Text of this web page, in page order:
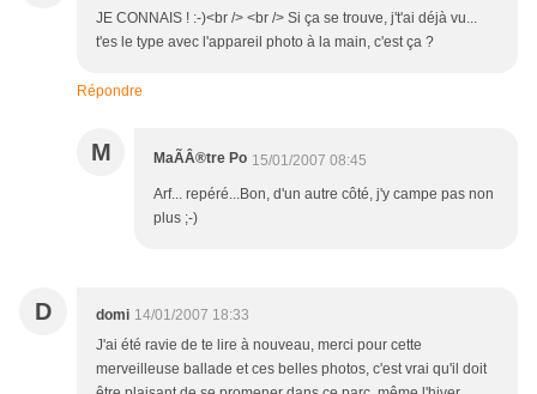
JE CONNAIS ! :-)<br /> <br /> Si ça se trouve, j't'ai déjà vu...
t'es le type avec l'appareil photo à la main, c'est ça ?
Répondre
M MaÃÂ®tre Po 15/01/2007 08:45
Arf... repéré...Bon, d'un autre côté, j'y campe pas non
plus ;-)
D domi 14/01/2007 18:33
J'ai été ravie de te lire à nouveau, merci pour cette
merveilleuse ballade et ces belles photos, c'est vrai qu'il doit